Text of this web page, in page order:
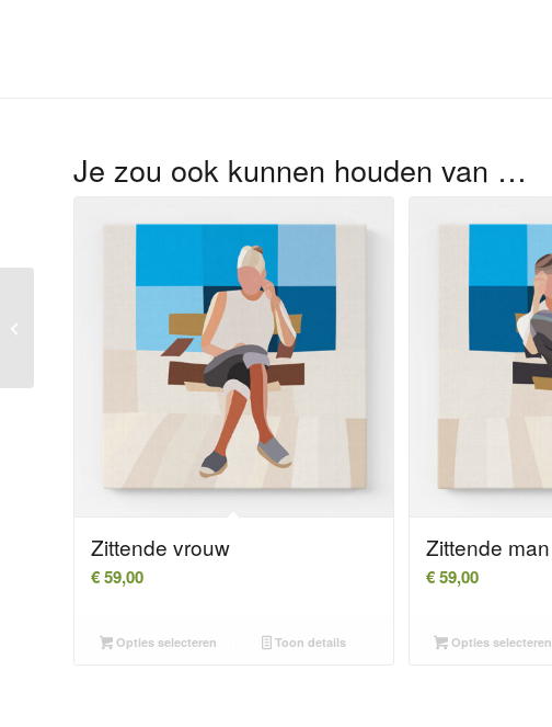
Je zou ook kunnen houden van …
Zittende vrouw
€59,00
Opties selecteren Toon details
Zittende man
€59,00
Opties selecteren